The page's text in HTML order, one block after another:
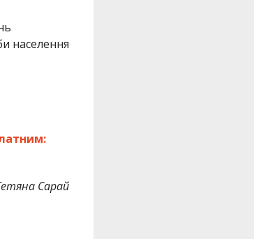
населення
Сарай